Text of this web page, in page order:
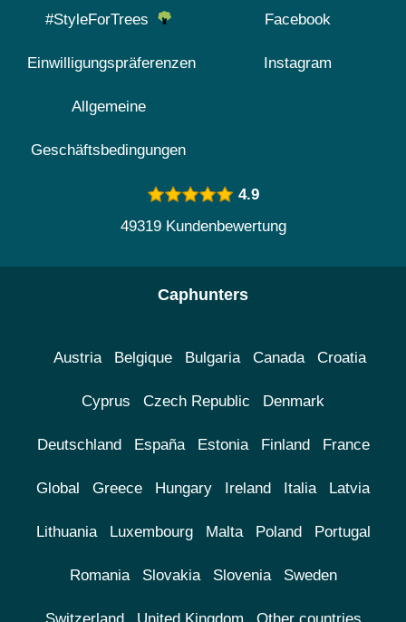
#StyleForTrees
Einwilligungspräferenzen
Allgemeine
Geschäftsbedingungen
Facebook
Instagram
4.9
49319 Kundenbewertung
Caphunters
Austria Belgique Bulgaria Canada Croatia
Cyprus Czech Republic Denmark
Deutschland España Estonia Finland France
Global Greece Hungary Ireland Italia Latvia
Lithuania Luxembourg Malta Poland Portugal
Romania Slovakia Slovenia Sweden